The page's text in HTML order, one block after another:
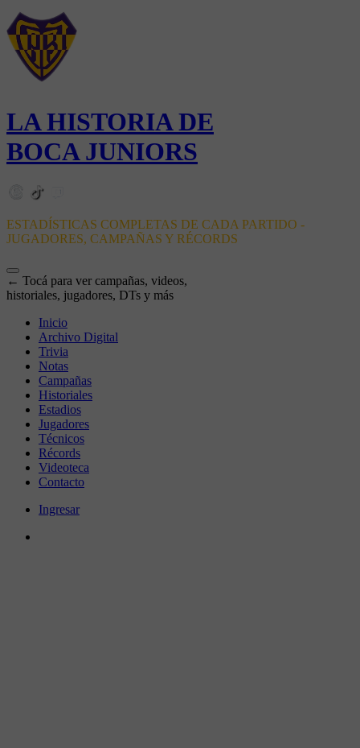
LA HISTORIA DE
BOCA JUNIORS
ESTADÍSTICAS COMPLETAS DE CADA PARTIDO -
JUGADORES, CAMPAÑAS Y RÉCORDS
← Tocá para ver campañas, videos,
historiales, jugadores, DTs y más
Inicio
Archivo Digital
Trivia
Notas
Campañas
Historiales
Estadios
Jugadores
Técnicos
Récords
Videoteca
Contacto
Ingresar